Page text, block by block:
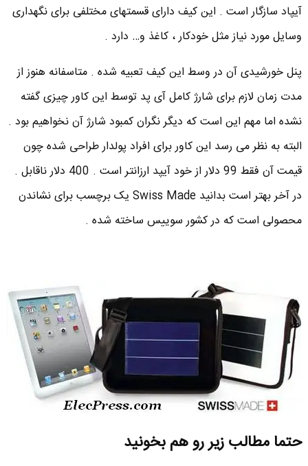
آیپاد سازگار است . این کیف دارای قسمتهای مختلفی برای نگهداری
وسایل مورد نیاز مثل خودکار ، کاغذ و… دارد .
پنل خورشیدی آن در وسط این کیف تعبیه شده . متاسفانه هنوز از
مدت زمان لازم برای شارژ کامل آی پد توسط این کاور چیزی گفته
نشده اما مهم این است که دیگر نگران کمبود شارژ آن نخواهیم بود .
البته به نظر می رسد این کاور برای افراد پولدار طراحی شده چون
قیمت آن فقط 99 دلار از خود آیپد ارزانتر است . 400 دلار ناقابل .
در آخر بهتر است بدانید Swiss Made یک برچسب برای نشاندن
محصولی است که در کشور سوییس ساخته شده .
حتما مطالب زیر رو هم بخونید